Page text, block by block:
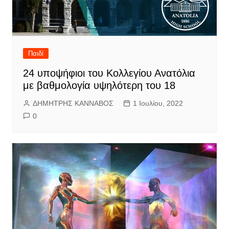
Παιδί
24 υποψήφιοι του Κολλεγίου Ανατόλια
με βαθμολογία υψηλότερη του 18
ΔΗΜΗΤΡΗΣ ΚΑΝΝΑΒΟΣ
1 Ιουλίου, 2022
0